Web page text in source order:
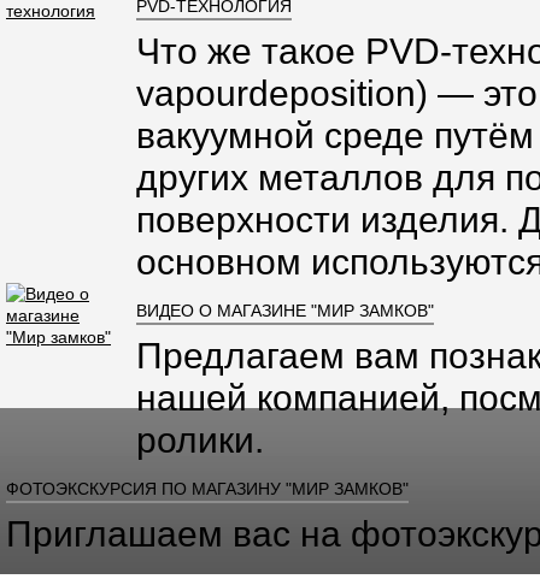
PVD-ТЕХНОЛОГИЯ
Что же такое PVD-
vapourdeposition) —
вакуумной среде
других металлов для
поверхности изделия.
основном
ВИДЕО О МАГАЗИНЕ "МИР ЗАМКОВ"
Предлагаем вам
нашей компанией,
ролики.
ФОТОЭКСКУРСИЯ ПО МАГАЗИНУ "МИР ЗАМКОВ"
Приглашаем вас на